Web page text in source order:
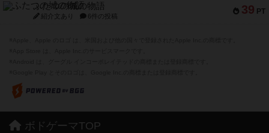
39 PT
ふたつの城の物語
紹介文あり 6件の投稿
ボドゲーマTOP